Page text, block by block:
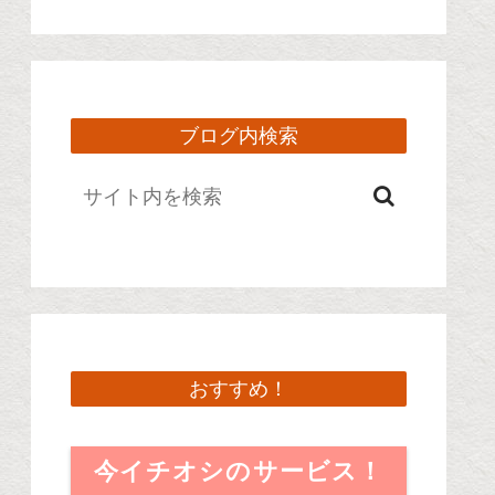
ブログ内検索
おすすめ！
今イチオシのサービス！